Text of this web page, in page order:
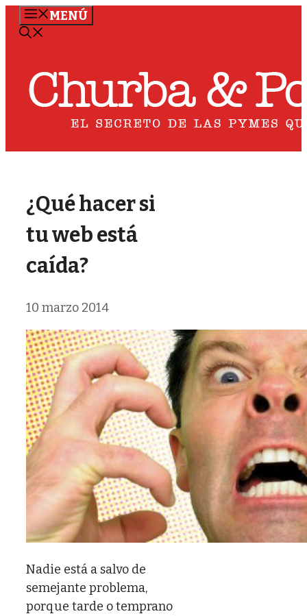
Saltar
MENÚ
¿Qué hacer si
tu web está
caída?
10 marzo 2014
Nadie está a salvo de
semejante problema,
porque tarde o temprano